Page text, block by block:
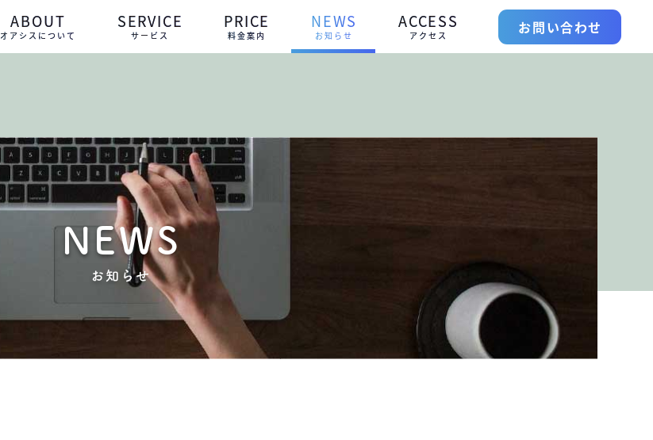
ABOUT
オアシスについて
SERVICE
サービス
PRICE
料金案内
NEWS
お知らせ
ACCESS
アクセス お問い合わせ
NEWS
お知らせ